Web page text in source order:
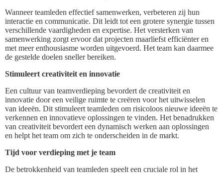
Wanneer teamleden effectief samenwerken, verbeteren zij hun
interactie en communicatie. Dit leidt tot een grotere synergie tussen
verschillende vaardigheden en expertise. Het versterken van
samenwerking zorgt ervoor dat projecten maarliefst efficiënter en
met meer enthousiasme worden uitgevoerd. Het team kan daarmee
de gestelde doelen sneller bereiken.
Stimuleert creativiteit en innovatie
Een cultuur van teamverdieping bevordert de creativiteit en
innovatie door een veilige ruimte te creëren voor het uitwisselen
van ideeën. Dit stimuleert teamleden om risicoloos nieuwe ideeën te
verkennen en innovatieve oplossingen te vinden. Het benadrukken
van creativiteit bevordert een dynamisch werken aan oplossingen
en helpt het team om zich te onderscheiden in de markt.
Tijd voor verdieping met je team
De betrokkenheid van teamleden speelt een cruciale rol in het